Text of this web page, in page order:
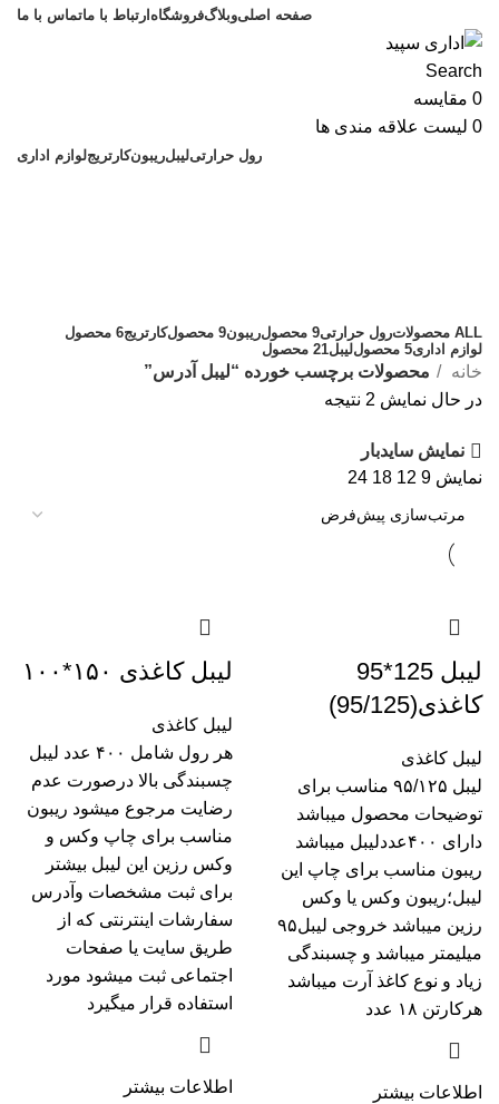
صفحه اصلیوبلاگفروشگاه ارتباط با ماتماس با ما
Search
0 مقایسه
0 لیست علاقه مندی ها
رول حرارتیلیبلریبونکارتریجلوازم اداری
ALL محصولاترول حرارتی9 محصول ریبون9 محصول کارتریج6 محصول
لوازم اداری5 محصول لیبل21 محصول
خانه
محصولات برچسب خورده “لیبل آدرس”
در حال نمایش 2 نتیجه
نمایش سایدبار
نمایش 9
12
18
24
لیبل 125*95
کاغذی(95/125)
لیبل کاغذی
لیبل ۹۵/۱۲۵ مناسب برای
توضیحات محصول میباشد
دارای ۴۰۰عددلیبل میباشد
ریبون مناسب برای چاپ این
لیبل؛ریبون وکس یا وکس
رزین میباشد خروجی لیبل۹۵
میلیمتر میباشد و چسبندگی
زیاد و نوع کاغذ آرت میباشد
هرکارتن ۱۸ عدد
اطلاعات بیشتر
لیبل کاغذی ۱۵۰*۱۰۰
لیبل کاغذی
هر رول شامل ۴۰۰ عدد لیبل
چسبندگی بالا درصورت عدم
رضایت مرجوع میشود ریبون
مناسب برای چاپ وکس و
وکس رزین این لیبل بیشتر
برای ثبت مشخصات و‌آدرس
سفارشات اینترنتی که از
طریق سایت یا صفحات
اجتماعی ثبت میشود مورد
استفاده قرار میگیرد
اطلاعات بیشتر